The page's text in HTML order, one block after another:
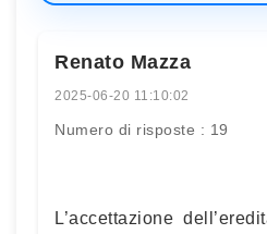
Renato Mazza
2025-06-20 11:10:02
Numero di risposte : 19
L’accettazione